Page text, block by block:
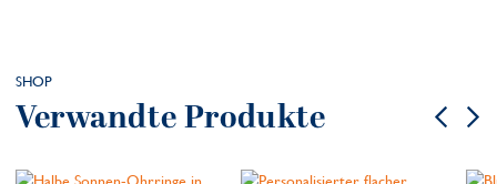
SHOP
Verwandte Produkte